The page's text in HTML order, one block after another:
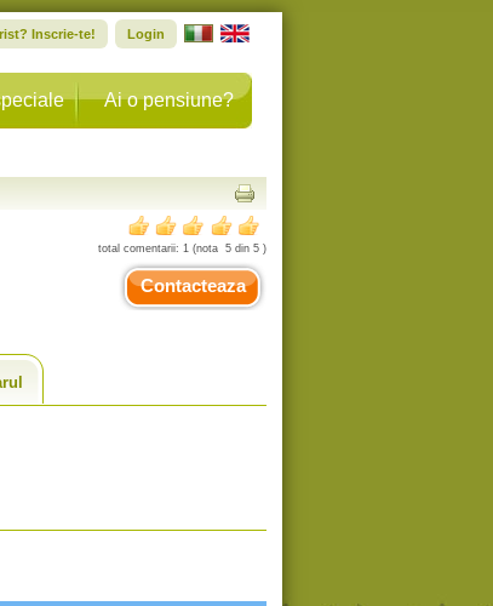
Ai o pensiune?
Inscrie-te! Login
total comentarii: 1 (nota 5 din 5 )
Contacteaza